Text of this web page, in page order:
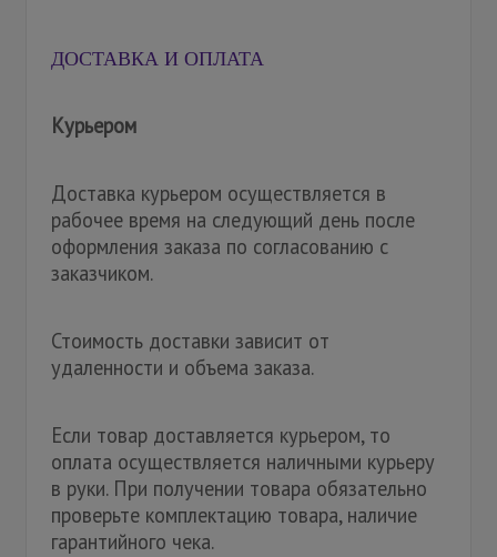
ДОСТАВКА И ОПЛАТА
Курьером
Доставка курьером осуществляется в
рабочее время на следующий день после
оформления заказа по согласованию с
заказчиком.
Стоимость доставки зависит от
удаленности и объема заказа.
Если товар доставляется курьером, то
оплата осуществляется наличными курьеру
в руки. При получении товара обязательно
проверьте комплектацию товара, наличие
гарантийного чека.